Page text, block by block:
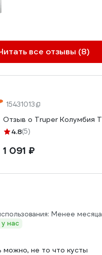
все отзывы (8)
15431013
Отзыв о Truper Колумбия
4.8(5)
1 091 ₽
Менее месяца
нас
можно, не то что кусты